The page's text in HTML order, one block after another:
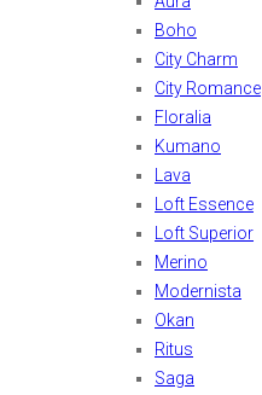
Boho
City Charm
City Romance
Floralia
Kumano
Lava
Loft Essence
Loft Superior
Merino
Modernista
Okan
Ritus
Saga